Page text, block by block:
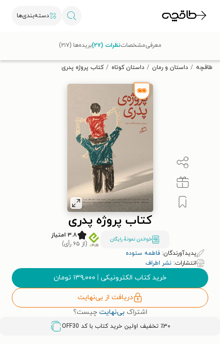
دسته‌بندی‌ها
تخفیف از طاقچه دریافت کن.
طاقچه داستان و رمان داستان کوتاه کتاب پروژه پدری
کتاب پروژه پدری
خواندن نمونۀ رایگان
۳.۸ امتیاز
(از ۶۵ رأی)
پدیدآورندگان: فاطمه ستوده
انتشارات: نشر اطراف
خرید کتاب الکترونیکی | ۱۳۹,۰۰۰ تومان
دریافت از بی‌نهایت
اشتراک بی‌نهایت چیست؟
٪۳۰ تخفیف اولین خرید کتاب با کد OFF30
معرفیمشخصاتنظرات (۲۷) بریده‌ها (۲۱۷)